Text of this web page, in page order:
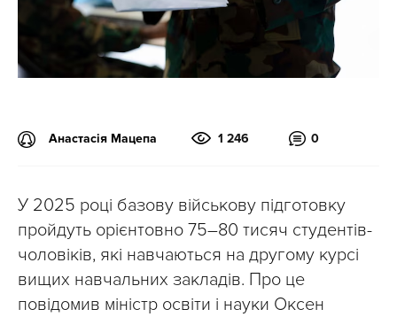
Анастасія Мацепа 1 246 0
У 2025 році базову військову підготовку
пройдуть орієнтовно 75–80 тисяч студентів-
чоловіків, які навчаються на другому курсі
вищих навчальних закладів. Про це
повідомив міністр освіти і науки Оксен